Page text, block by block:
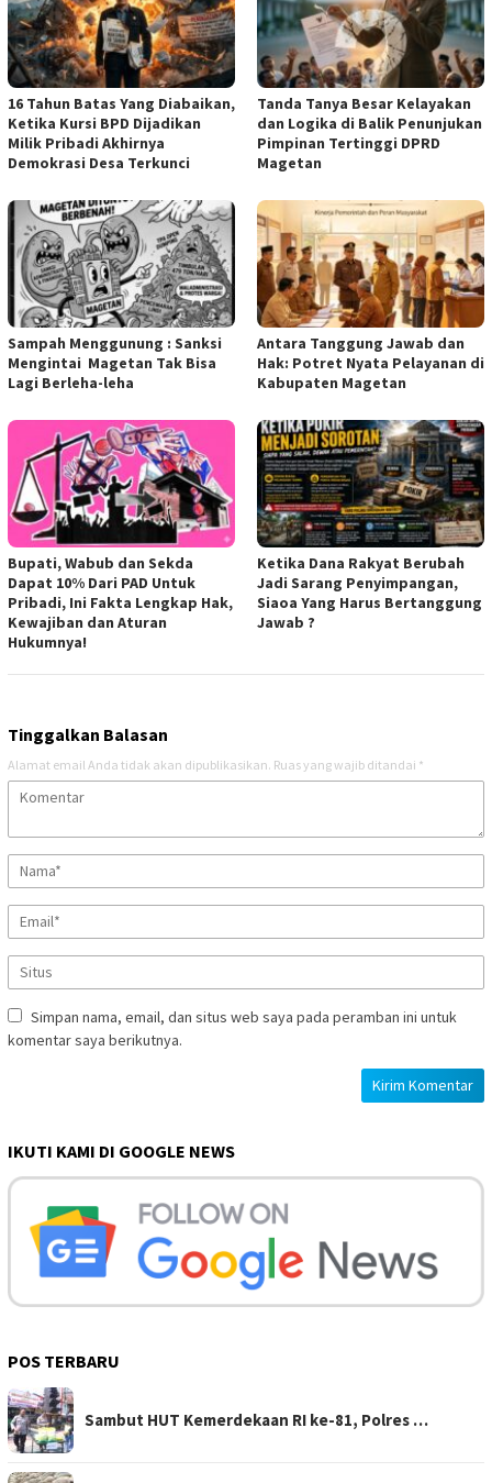
16 Tahun Batas Yang Diabaikan,
Ketika Kursi BPD Dijadikan
Milik Pribadi Akhirnya
Demokrasi Desa Terkunci
Tanda Tanya Besar Kelayakan
dan Logika di Balik Penunjukan
Pimpinan Tertinggi DPRD
Magetan
Sampah Menggunung : Sanksi
Mengintai Magetan Tak Bisa
Lagi Berleha-leha
Antara Tanggung Jawab dan
Hak: Potret Nyata Pelayanan di
Kabupaten Magetan
Bupati, Wabub dan Sekda
Dapat 10% Dari PAD Untuk
Pribadi, Ini Fakta Lengkap Hak,
Kewajiban dan Aturan
Hukumnya!
Ketika Dana Rakyat Berubah
Jadi Sarang Penyimpangan,
Siaoa Yang Harus Bertanggung
Jawab ?
Tinggalkan Balasan
Alamat email Anda tidak akan dipublikasikan. Ruas yang wajib ditandai *
Simpan nama, email, dan situs web saya pada peramban ini untuk
komentar saya berikutnya.
IKUTI KAMI DI GOOGLE NEWS
POS TERBARU
Sambut HUT Kemerdekaan RI ke-81, Polres …